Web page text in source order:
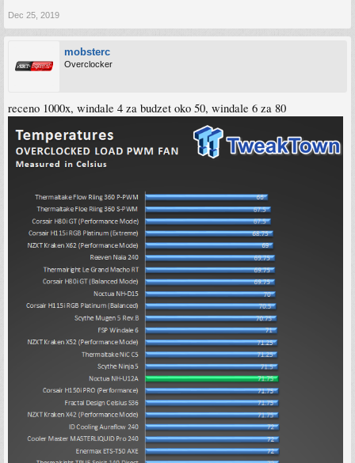
Dec 25, 2019
mobsterc
Overclocker
receno 1000x, windale 4 za budzet oko 50, windale 6 za 80